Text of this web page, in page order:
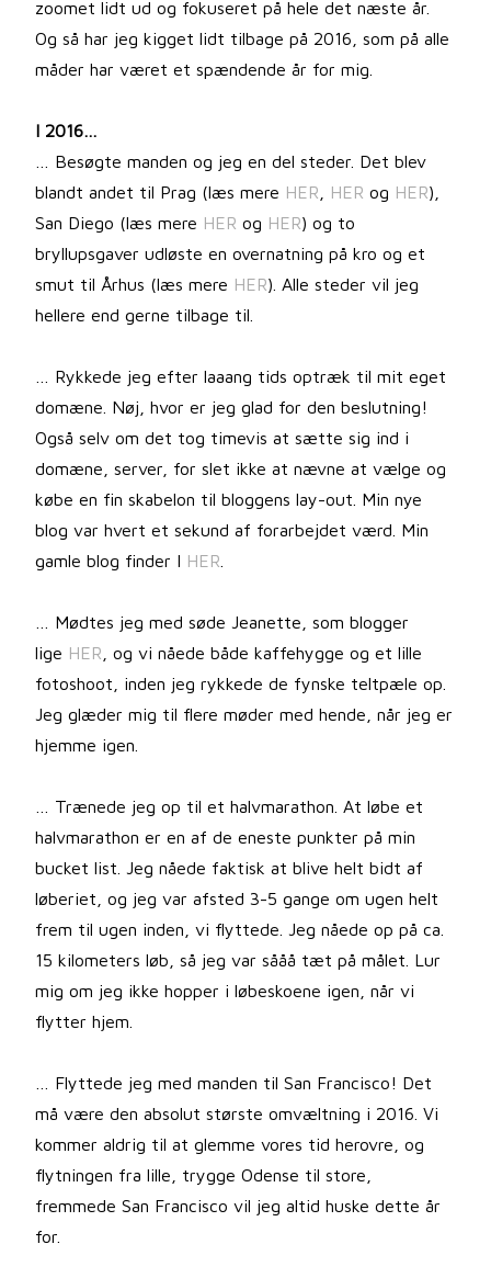
zoomet lidt ud og fokuseret på hele det næste år.
Og så har jeg kigget lidt tilbage på 2016, som på alle
måder har været et spændende år for mig.
I 2016…
… Besøgte manden og jeg en del steder. Det blev
blandt andet til Prag (læs mere HER HER og HER),
San Diego (læs mere HER og HER) og to
bryllupsgaver udløste en overnatning på kro og et
smut til Århus (læs mere HER). Alle steder vil jeg
hellere end gerne tilbage til.
… Rykkede jeg efter laaang tids optræk til mit eget
domæne. Nøj, hvor er jeg glad for den beslutning!
Også selv om det tog timevis at sætte sig ind i
domæne, server, for slet ikke at nævne at vælge og
købe en fin skabelon til bloggens lay-out. Min nye
blog var hvert et sekund af forarbejdet værd. Min
gamle blog finder I HER
… Mødtes jeg med søde Jeanette, som blogger
lige HER , og vi nåede både kaffehygge og et lille
fotoshoot, inden jeg rykkede de fynske teltpæle op.
Jeg glæder mig til flere møder med hende, når jeg er
hjemme igen.
… Trænede jeg op til et halvmarathon. At løbe et
halvmarathon er en af de eneste punkter på min
bucket list. Jeg nåede faktisk at blive helt bidt af
løberiet, og jeg var afsted 3-5 gange om ugen helt
frem til ugen inden, vi flyttede. Jeg nåede op på ca.
15 kilometers løb, så jeg var sååå tæt på målet. Lur
mig om jeg ikke hopper i løbeskoene igen, når vi
flytter hjem.
… Flyttede jeg med manden til San Francisco! Det
må være den absolut største omvæltning i 2016. Vi
kommer aldrig til at glemme vores tid herovre, og
flytningen fra lille, trygge Odense til store,
fremmede San Francisco vil jeg altid huske dette år
for.